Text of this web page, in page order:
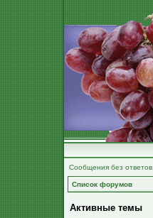
Сообщения без ответов
Список форумов
Активные темы